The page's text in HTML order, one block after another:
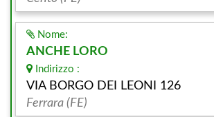
Nome:
ANCHE LORO
Indirizzo :
VIA BORGO DEI LEONI 126
Ferrara (FE)